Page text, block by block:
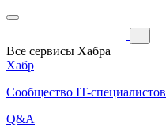
Все сервисы Хабра
Хабр
Сообщество IT-специалистов
Q&A